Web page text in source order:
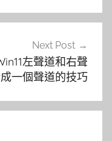
Next Post
左聲道和右聲
一個聲道的技巧